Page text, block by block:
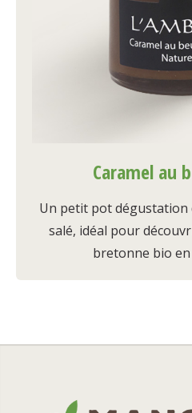
Caramel au
Un petit pot dégustation
salé, idéal pour
bretonne bio